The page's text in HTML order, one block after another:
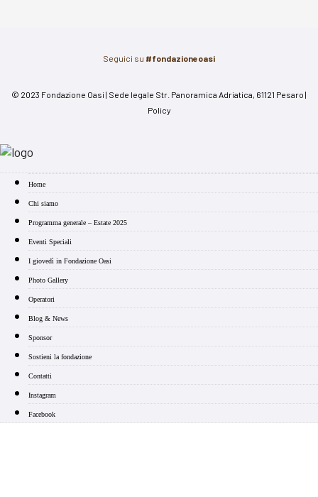
Seguici su #fondazioneoasi
© 2023 Fondazione Oasi | Sede legale Str. Panoramica Adriatica, 61121 Pesaro |
Policy
Home
Chi siamo
Programma generale – Estate 2025
Eventi Speciali
I giovedì in Fondazione Oasi
Photo Gallery
Operatori
Blog & News
Sponsor
Sostieni la fondazione
Contatti
Instagram
Facebook